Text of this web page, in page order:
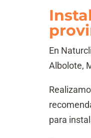
En
Albolote,
para